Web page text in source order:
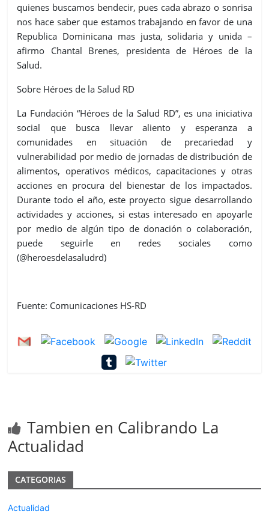
quienes buscamos bendecir, pues cada abrazo o sonrisa
nos hace saber que estamos trabajando en favor de una
Republica Dominicana mas justa, solidaria y unida –
afirmo Chantal Brenes, presidenta de Héroes de la
Salud.
Sobre Héroes de la Salud RD
La Fundación “Héroes de la Salud RD”, es una iniciativa
social que busca llevar aliento y esperanza a
comunidades en situación de precariedad y
vulnerabilidad por medio de jornadas de distribución de
alimentos, operativos médicos, capacitaciones y otras
acciones en procura del bienestar de los impactados.
Durante todo el año, este proyecto sigue desarrollando
actividades y acciones, si estas interesado en apoyarle
por medio de algún tipo de donación o colaboración,
puede seguirle en redes sociales como
(@heroesdelasaludrd)
Fuente: Comunicaciones HS-RD
Tambien en Calibrando La
Actualidad
CATEGORIAS
Actualidad